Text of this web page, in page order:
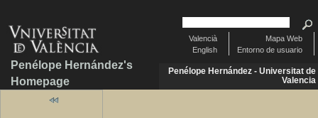
Penélope Hernández's
Homepage
Mapa Web
Entorno de usuario
Valencià
English
Penélope Hernández - Universitat de
Valencia